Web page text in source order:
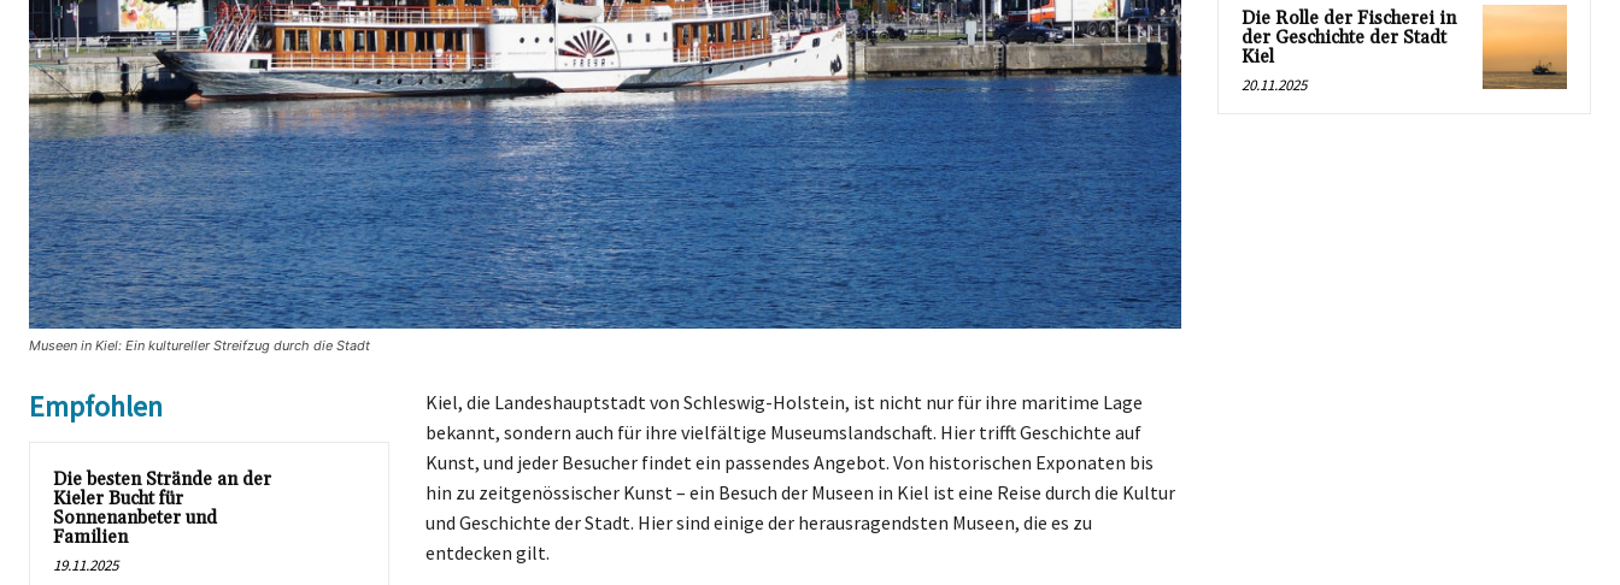
Museen in Kiel: Ein kultureller Streifzug durch die Stadt
Empfohlen
Die besten Strände an der
Kieler Bucht für
Sonnenanbeter und
Familien
19.11.2025
Kiel, die Landeshauptstadt von Schleswig-Holstein, ist nicht nur für ihre maritime Lage
bekannt, sondern auch für ihre vielfältige Museumslandschaft. Hier trifft Geschichte auf
Kunst, und jeder Besucher findet ein passendes Angebot. Von historischen Exponaten bis
hin zu zeitgenössischer Kunst – ein Besuch der Museen in Kiel ist eine Reise durch die Kultur
und Geschichte der Stadt. Hier sind einige der herausragendsten Museen, die es zu
entdecken gilt.
Die Rolle der Fischerei in
der Geschichte der Stadt
Kiel
20.11.2025